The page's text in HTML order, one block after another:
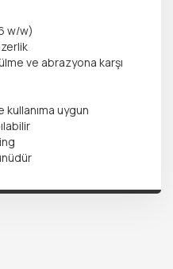
w/w)
ve abrazyona karşı
uygun